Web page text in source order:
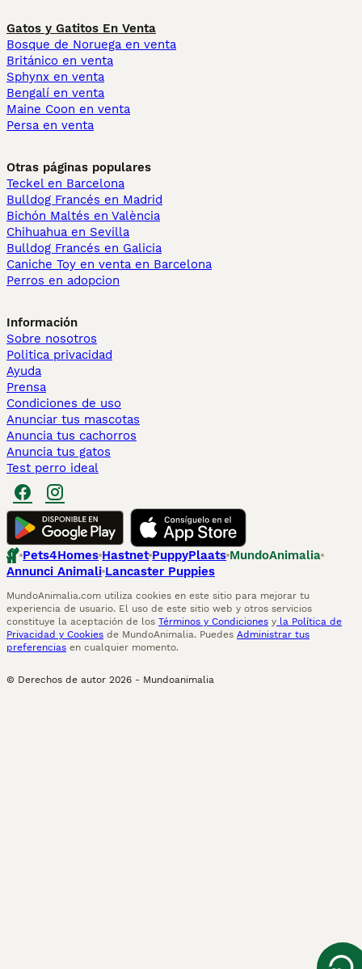
Gatos y Gatitos En Venta
Bosque de Noruega en venta
Británico en venta
Sphynx en venta
Bengalí en venta
Maine Coon en venta
Persa en venta
Otras páginas populares
Teckel en Barcelona
Bulldog Francés en Madrid
Bichón Maltés en València
Chihuahua en Sevilla
Bulldog Francés en Galicia
Caniche Toy en venta en Barcelona
Perros en adopcion
Información
Sobre nosotros
Politica privacidad
Ayuda
Prensa
Condiciones de uso
Anunciar tus mascotas
Anuncia tus cachorros
Anuncia tus gatos
Test perro ideal
Pets4Homes Hastnet PuppyPlaats MundoAnimalia
Annunci Animali Lancaster Puppies
MundoAnimalia.com utiliza cookies en este sitio para mejorar tu
experiencia de usuario. El uso de este sitio web y otros servicios
constituye la aceptación de los Términos y Condiciones y la Política de
Privacidad y Cookies de MundoAnimalia. Puedes Administrar tus
preferencias en cualquier momento.
© Derechos de autor 2026 - Mundoanimalia